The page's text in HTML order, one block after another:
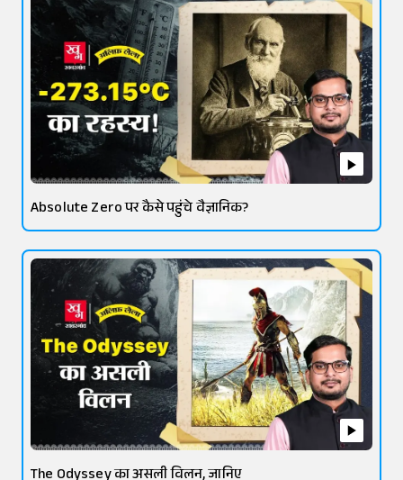
Absolute Zero पर कैसे पहुंचे वैज्ञानिक?